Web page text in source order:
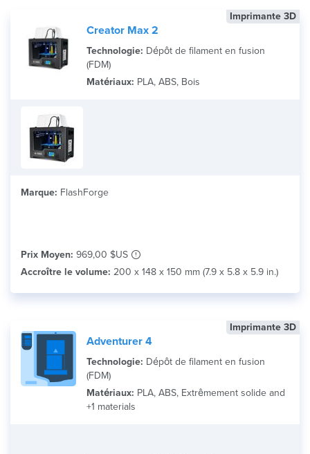
Imprimante 3D
Creator Max 2
Technologie: Dépôt de filament en fusion
(FDM)
Matériaux: PLA, ABS, Bois
Marque: FlashForge
Prix Moyen: 969,00 $US
Accroître le volume: 200 x 148 x 150 mm (7.9 x 5.8 x 5.9 in.)
Imprimante 3D
Adventurer 4
Technologie: Dépôt de filament en fusion
(FDM)
Matériaux: PLA, ABS, Extrêmement solide and
+1 materials